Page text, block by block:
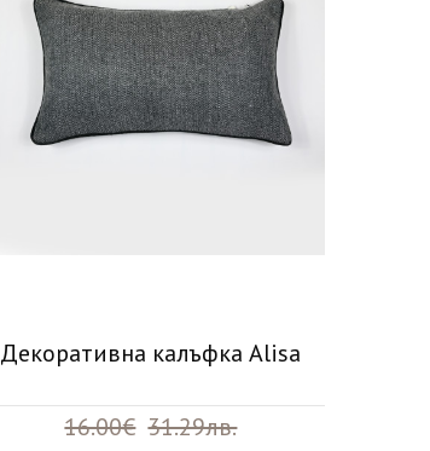
Декоративна калъфка Alisa
16.00€ 31.29лв.